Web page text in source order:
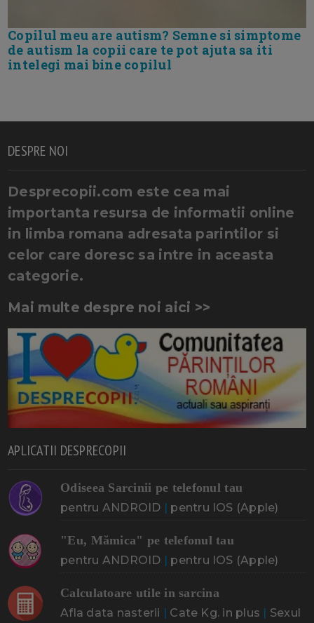
Copilul meu are autism? Semne si simptome
de autism la copii care te pot ajuta sa iti
intelegi mai bine copilul
DESPRE NOI
Desprecopii.com este cea mai
importanta resursa de informatii online
in limba romana adresata parintilor si
celor care doresc sa intre in aceasta
categorie.
Mai multe despre noi aici >>
APLICATII DESPRECOPII
Odiseea Sarcinii pe telefonul tau
pentru ANDROID | pentru IOS (Apple)
"Eu, Mămica" pe telefonul tau
pentru ANDROID | pentru IOS (Apple)
Calculatoare utile in sarcina
Afla data nasterii | Cate Kg. in plus | Sexul